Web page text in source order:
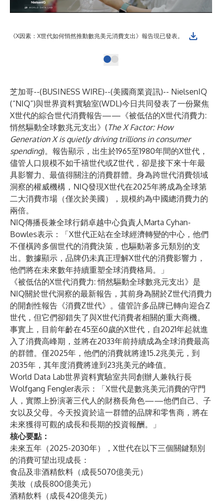
《X因素：X世代如何悄然推動數兆美元消費支出》報告現已發表。
芝加哥--(BUSINESS WIRE)--(美國商業資訊)-- NielsenIQ
(“NIQ”)與世界資料實驗室(WDL)今日共同發表了一份聚焦
X世代的綜合世代消費報告——《被低估的X世代消費力:
悄然驅動全球數兆元支出》(The X Factor: How
Generation X is quietly driving trillions in consumer
spending)。報告顯示，出生於1965至1980年間的X世代，
儘管人口規模不如千禧世代或Z世代，卻是接下來十年最
具影響力、最值得關注的消費群體。身為跨世代消費領域
洞察的權威機構，NIQ發現X世代在2025年將成為全球第
二大消費市場（僅次於美國），規模約為中國總消費力的
兩倍。
NIQ傳播長兼全球行銷卓越中心負責人Marta Cyhan-
Bowles表示：「X世代正站在全球經濟轉變的中心，他們
不僅橫跨多個世代的消費決策，也驅動著多元類別的支
出。數據顯示，品牌仍未真正理解X世代的消費影響力，
他們將在未來數年持續重塑全球消費格局。」
《被低估的X世代消費力: 悄然驅動全球數兆元支出》是
NIQ關於世代洞察的最新報告，其前身為關於Z世代消費力
的開創性報告《消費Z世代》。儘管許多品牌已轉向迎合Z
世代，但它們卻錯失了與X世代消費者相關的重大商機。
事實上，目前年齡在45至60歲的X世代，自2021年起就進
入了消費高峰期，並將在2033年前持續成為全球消費最高
的群體。僅2025年，他們的消費就將達15.2兆美元，到
2035年，其年度消費將達到23兆美元的峰值。
World Data Lab世界資料實驗室共同創辦人兼執行長
Wolfgang Fengler表示：「X世代是數兆美元消費的守門
人，實際上扮演著三代人的財務長角色——他們自己、子
女以及父母。今天投資於這一群體的品牌和零售商，將在
未來獲得可觀的成長和長期的投資報酬。」
核心要點：
未來五年（2025-2030年），X世代在以下三個關鍵類別
的消費可望出現成長：
食品及非酒精飲料（成長5070億美元）
美妝（成長800億美元）
酒精飲料（成長420億美元）